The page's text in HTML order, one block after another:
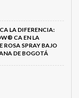
LA DIFERENCIA:
CA EN LA
ROSA SPRAY BAJO
DE BOGOTÁ